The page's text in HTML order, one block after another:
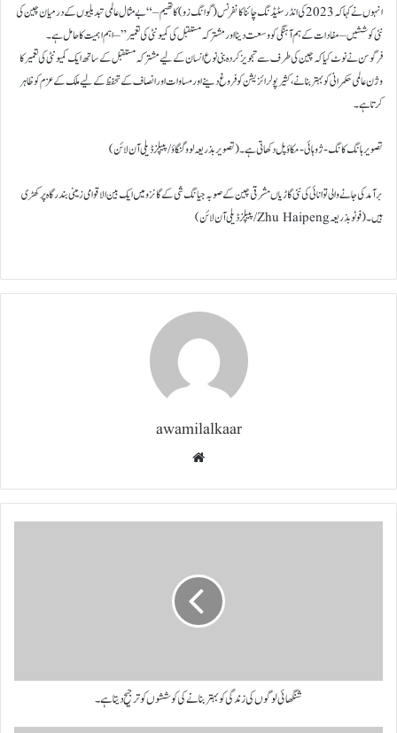
انہوں نے کہا کہ 2023 کی انڈرسٹیڈنگ چائنا کانفرنس (گوانگ زو) کا تھیم – “بے مثال عالمی تبدیلیوں کے درمیان چین کی
نئی کوششیں – مفادات کے ہم آہنگی کو وسعت دینا اور مشترکہ مستقبل کی کمیونٹی کی تعمیر” – اہم اہمیت کا حامل ہے۔
فرگوسن نے نوٹ کیا کہ چین کی طرف سے تجویز کردہ بنی نوع انسان کے لیے مشترکہ مستقبل کے ساتھ ایک کمیونٹی کی تعمیر کا
وژن عالمی حکمرانی کو بہتر بنانے، کثیر پولرائزیشن کو فروغ دینے اور مساوات اور انصاف کے تحفظ کے لیے ملک کے عزم کو ظاہر
کرتا ہے۔
تصویر ہانگ کانگ-ژوہائی-مکاؤ پل دکھاتی ہے۔ (تصویر بذریعہ لوو لنگاؤ/پیپلز ڈیلی آن لائن)
برآمد کی جانے والی توانائی کی نئی گاڑیاں مشرقی چین کے صوبہ جیانگ شی کے گانزو میں ایک بین الاقوامی زمینی بندرگاہ پر کھڑی
ہیں۔ (فوٹو بذریعہ Zhu Haipeng/پیپلز ڈیلی آن لائن)
awamilalkaar
شنگھائی لوگوں کی زندگی کو بہتر بنانے کی کوششوں کو ترجیح دیتا ہے۔